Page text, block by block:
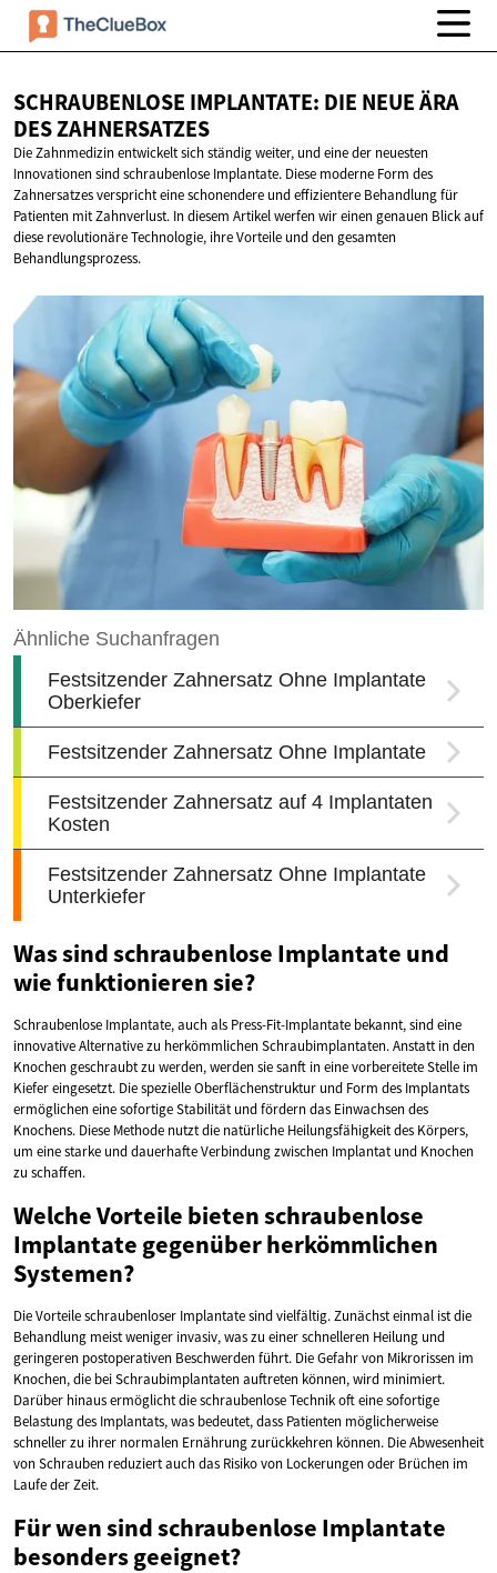
SCHRAUBENLOSE IMPLANTATE: DIE NEUE ÄRA
DES ZAHNERSATZES
Die Zahnmedizin entwickelt sich ständig weiter, und eine der neuesten
Innovationen sind schraubenlose Implantate. Diese moderne Form des
Zahnersatzes verspricht eine schonendere und effizientere Behandlung für
Patienten mit Zahnverlust. In diesem Artikel werfen wir einen genauen Blick auf
diese revolutionäre Technologie, ihre Vorteile und den gesamten
Behandlungsprozess.
Was sind schraubenlose Implantate und
wie funktionieren sie?
Schraubenlose Implantate, auch als Press-Fit-Implantate bekannt, sind eine
innovative Alternative zu herkömmlichen Schraubimplantaten. Anstatt in den
Knochen geschraubt zu werden, werden sie sanft in eine vorbereitete Stelle im
Kiefer eingesetzt. Die spezielle Oberflächenstruktur und Form des Implantats
ermöglichen eine sofortige Stabilität und fördern das Einwachsen des
Knochens. Diese Methode nutzt die natürliche Heilungsfähigkeit des Körpers,
um eine starke und dauerhafte Verbindung zwischen Implantat und Knochen
zu schaffen.
Welche Vorteile bieten schraubenlose
Implantate gegenüber herkömmlichen
Systemen?
Die Vorteile schraubenloser Implantate sind vielfältig. Zunächst einmal ist die
Behandlung meist weniger invasiv, was zu einer schnelleren Heilung und
geringeren postoperativen Beschwerden führt. Die Gefahr von Mikrorissen im
Knochen, die bei Schraubimplantaten auftreten können, wird minimiert.
Darüber hinaus ermöglicht die schraubenlose Technik oft eine sofortige
Belastung des Implantats, was bedeutet, dass Patienten möglicherweise
schneller zu ihrer normalen Ernährung zurückkehren können. Die Abwesenheit
von Schrauben reduziert auch das Risiko von Lockerungen oder Brüchen im
Laufe der Zeit.
Für wen sind schraubenlose Implantate
besonders geeignet?